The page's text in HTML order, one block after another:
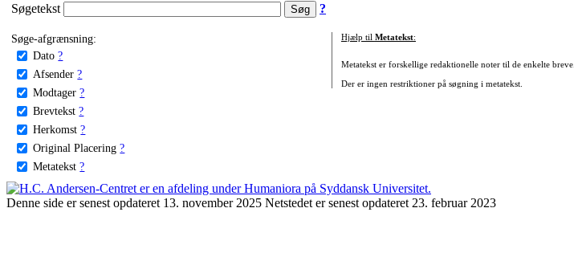
Søgetekst ?
Søge-afgrænsning:
Dato ?
Afsender ?
Modtager ?
Brevtekst ?
Herkomst ?
Original Placering ?
Metatekst ?
Hjælp til Metatekst:
Metatekst er forskellige redaktionelle noter til de enkelte breve.
Der er ingen restriktioner på søgning i metatekst.
Denne side er senest opdateret 13. november 2025 Netstedet er senest opdateret 23. februar 2023